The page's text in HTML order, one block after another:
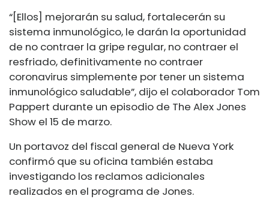
“[Ellos] mejorarán su salud, fortalecerán su
sistema inmunológico, le darán la oportunidad
de no contraer la gripe regular, no contraer el
resfriado, definitivamente no contraer
coronavirus simplemente por tener un sistema
inmunológico saludable”, dijo el colaborador Tom
Pappert durante un episodio de The Alex Jones
Show el 15 de marzo.
Un portavoz del fiscal general de Nueva York
confirmó que su oficina también estaba
investigando los reclamos adicionales
realizados en el programa de Jones.